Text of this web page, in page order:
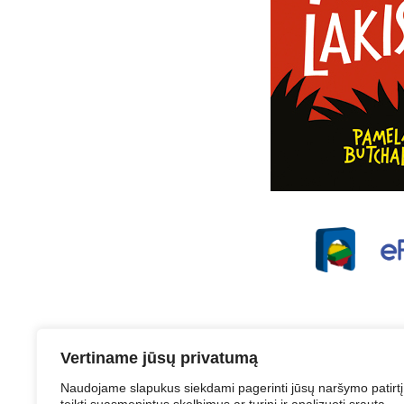
Vertiname jūsų privatumą
Naudojame slapukus siekdami pagerinti jūsų naršymo